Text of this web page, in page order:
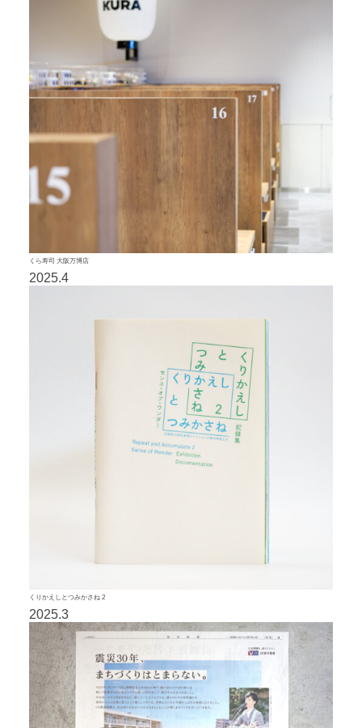
くら寿司 大阪万博店
2025.4
くりかえしとつみかさね 2
2025.3